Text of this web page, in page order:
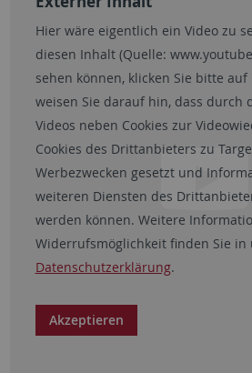
Hier wäre eigentlich ein Video zu
diesen Inhalt (Quelle:
sehen können, klicken Sie bitte
weisen Sie darauf hin, dass durch
Videos neben Cookies zur
Cookies des Drittanbieters zu
Werbezwecken gesetzt und
weiteren Diensten des
werden können. Weitere
Widerrufsmöglichkeit finden Sie in
Datenschutzerklärung.
Akzeptieren